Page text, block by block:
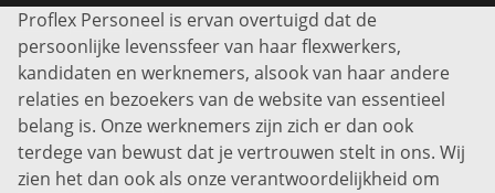
Info@proflexpersoneel.nl
Bel ons:+31 (0)85 0450040
Prins Willem-Alexanderlaan 301
7311 SW Apeldoorn
Disclaimer
Privacyverklaring
Proflex Personeel is ervan overtuigd dat de
persoonlijke levenssfeer van haar flexwerkers,
kandidaten en werknemers, alsook van haar andere
relaties en bezoekers van de website van essentieel
belang is. Onze werknemers zijn zich er dan ook
terdege van bewust dat je vertrouwen stelt in ons. Wij
zien het dan ook als onze verantwoordelijkheid om